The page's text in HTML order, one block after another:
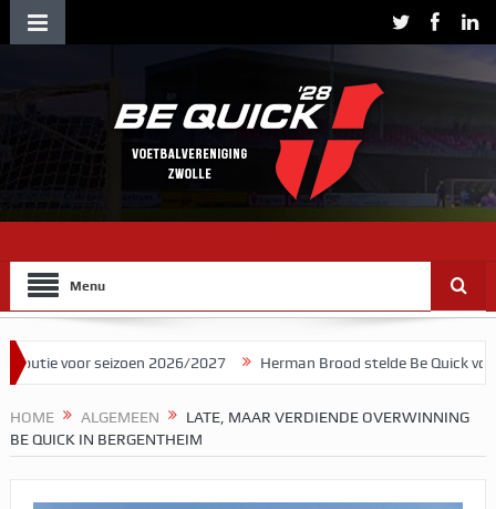
Menu
seizoen 2026/2027 Herman Brood stelde Be Quick voor als
HOME ALGEMEEN
LATE, MAAR VERDIENDE OVERWINNING
BE QUICK IN BERGENTHEIM